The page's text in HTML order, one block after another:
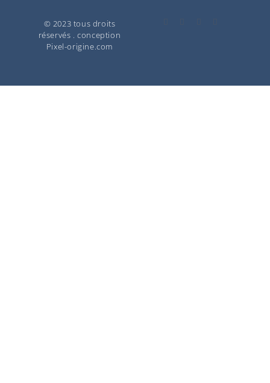
© 2023 tous droits
réservés . conception
Pixel-origine.com